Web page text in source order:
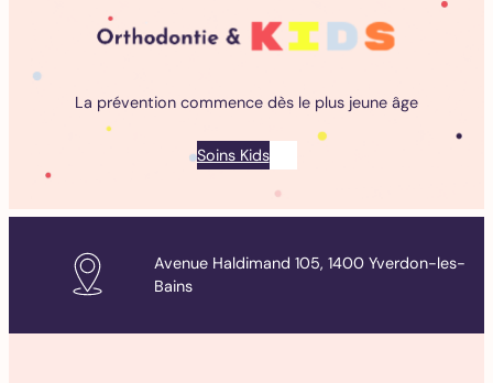
La prévention commence dès le plus jeune âge
Soins Kids
Avenue Haldimand 105, 1400 Yverdon-les-
Bains